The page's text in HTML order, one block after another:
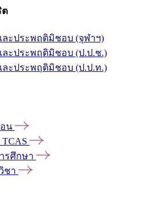
ต
ละประพฤติมิชอบ (จุฬาฯ)
ละประพฤติมิชอบ (ป.ป.ช.)
ละประพฤติมิชอบ (ป.ป.ท.)
น
รศึกษา
ชา